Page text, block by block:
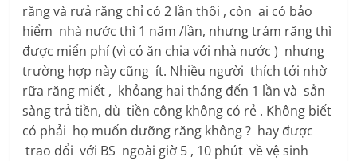
răng và rưả răng chỉ có 2 lần thôi , còn ai có bảo
hiểm nhà nước thì 1 năm /lần, nhưng trám răng thì
được miển phí (vì có ăn chia với nhà nước ) nhưng
trường hợp này cũng ít. Nhiều người thích tới nhờ
rữa răng miết , khỏang hai tháng đến 1 lần và sẳn
sàng trả tiền, dù tiền công không có rẻ . Không biết
có phải họ muốn dưỡng răng không ? hay được
trao đổi với BS ngoài giờ 5 , 10 phút về vệ sinh